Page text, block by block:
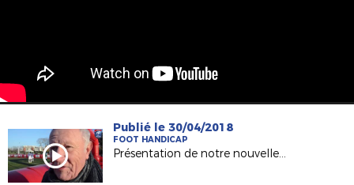
Publié le 30/04/2018
FOOT HANDICAP
Présentation de notre nouvelle Commission Handisport !